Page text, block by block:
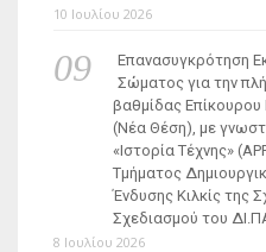
10 Ιουλίου 2026
Επανασυγκρότηση
Σώματος για την
βαθμίδας Επίκουρου
(Νέα Θέση), με
«Ιστορία Τέχνης»
Τμήματος
Ένδυσης Κιλκίς της
Σχεδιασμού του
8 Ιουλίου 2026